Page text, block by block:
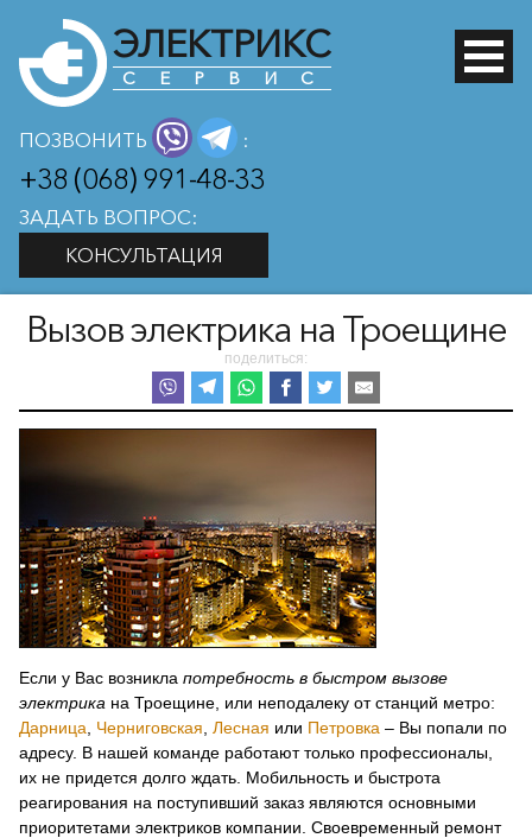
ЭЛЕКТРИКС
СЕРВИС
ЗАДАТЬ ВОПРОС:
КОНСУЛЬТАЦИЯ
ПОЗВОНИТЬ :
+38 (068) 991-48-33
Вызов электрика на Троещине
поделиться:
Если у Вас возникла потребность в быстром вызове
электрика на Троещине, или неподалеку от станций метро:
Дарница
Черниговская Лесная или Петровка – Вы попали по
адресу. В нашей команде работают только профессионалы,
их не придется долго ждать. Мобильность и быстрота
реагирования на поступивший заказ являются основными
приоритетами электриков компании. Своевременный ремонт